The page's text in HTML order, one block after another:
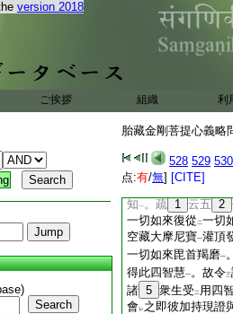
version 2018
ご挨拶 組織 利
Search
胎藏金剛菩提心義略
528 529 530
点:有/無] [CITE]
持。第二法有二 五佛
三法即百字加持同
又金剛頂加持現證
證自身如來
現 證菩提堅固
。
中
。疏云。五方
加持者。四金剛界
覺一切如來平等智一
昧耶 一證 二一切如來
一切如來平等自性
知一。疏 1 云五 2
一切如來復從 二一切
空藏大摩尼寶一灌頂
一切如來毘首羯磨一
得此四智慧一。故令三
諸 5 衆生受 二 用四
會レ之即彼加持現證